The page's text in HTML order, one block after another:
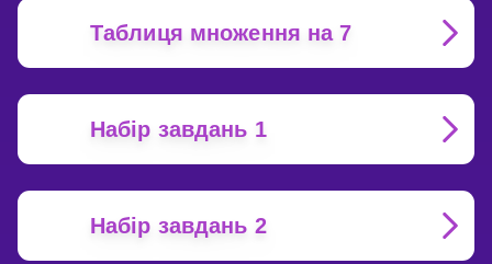
Таблиця множення на 7
Набір завдань 1
Набір завдань 2